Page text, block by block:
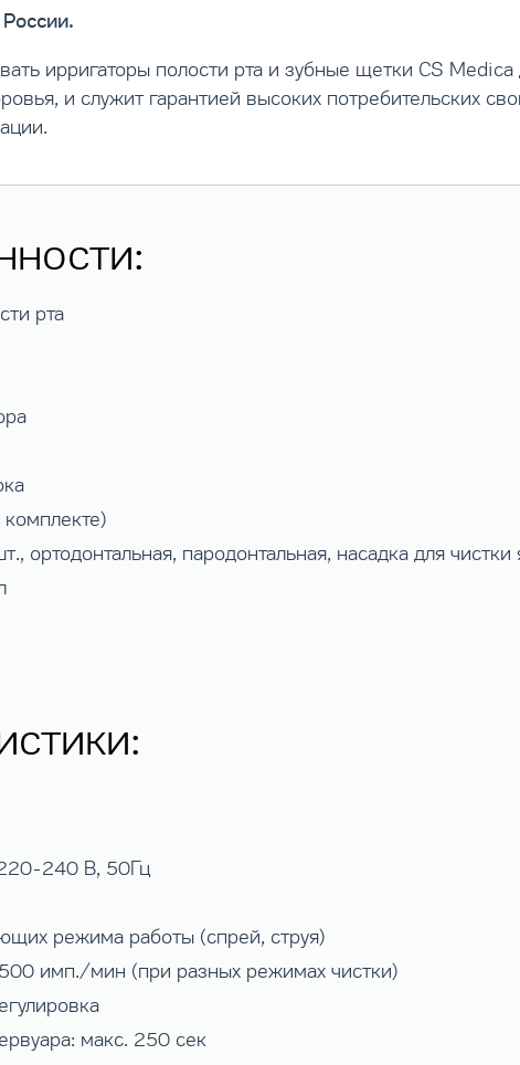
ирригаторы полости рта и зубные щетки CS
и служит гарантией высоких потребительских
рта
ортодонтальная, пародонтальная, насадка для
220-240 В, 50Гц
режима работы (спрей, струя)
имп./мин (при разных режимах чистки)
макс. 250 сек